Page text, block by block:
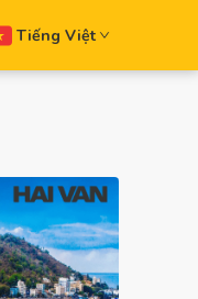
Tiếng Việt